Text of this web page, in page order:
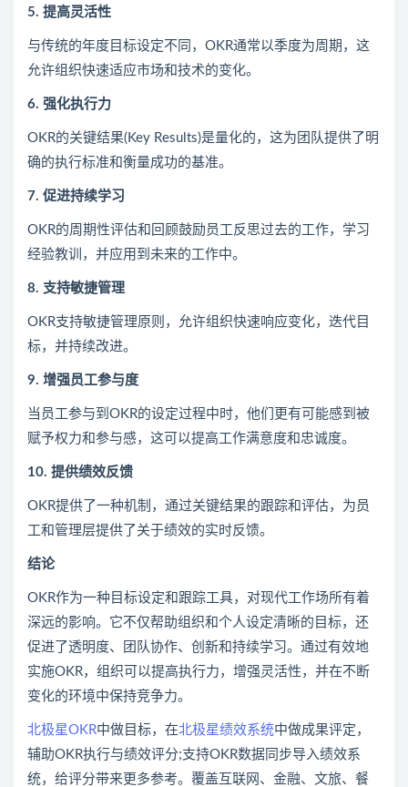
5. 提高灵活性
与传统的年度目标设定不同，OKR通常以季度为周期，这
允许组织快速适应市场和技术的变化。
6. 强化执行力
OKR的关键结果(Key Results)是量化的，这为团队提供了明
确的执行标准和衡量成功的基准。
7. 促进持续学习
OKR的周期性评估和回顾鼓励员工反思过去的工作，学习
经验教训，并应用到未来的工作中。
8. 支持敏捷管理
OKR支持敏捷管理原则，允许组织快速响应变化，迭代目
标，并持续改进。
9. 增强员工参与度
当员工参与到OKR的设定过程中时，他们更有可能感到被
赋予权力和参与感，这可以提高工作满意度和忠诚度。
10. 提供绩效反馈
OKR提供了一种机制，通过关键结果的跟踪和评估，为员
工和管理层提供了关于绩效的实时反馈。
结论
OKR作为一种目标设定和跟踪工具，对现代工作场所有着
深远的影响。它不仅帮助组织和个人设定清晰的目标，还
促进了透明度、团队协作、创新和持续学习。通过有效地
实施OKR，组织可以提高执行力，增强灵活性，并在不断
变化的环境中保持竞争力。
北极星OKR中做目标，在北极星绩效系统中做成果评定，
辅助OKR执行与绩效评分;支持OKR数据同步导入绩效系
统，给评分带来更多参考。覆盖互联网、金融、文旅、餐